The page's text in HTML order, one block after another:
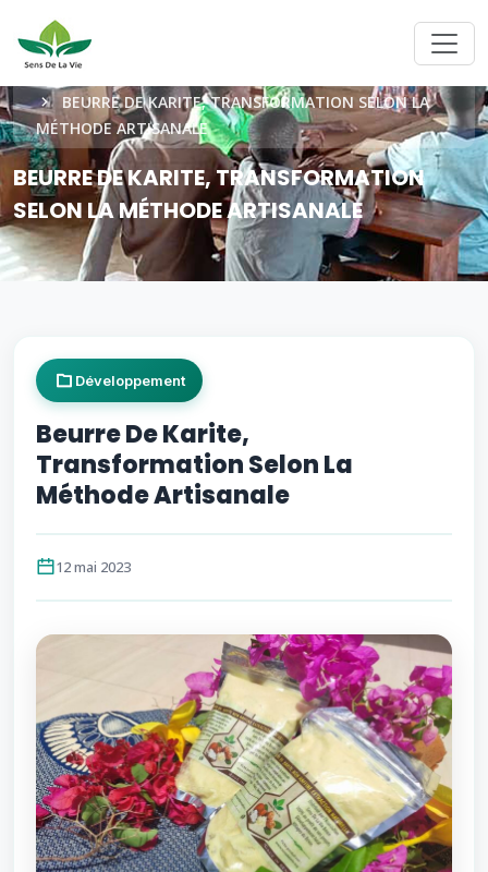
ACCUEIL
BEURRE DE KARITE, TRANSFORMATION SELON LA
MÉTHODE ARTISANALE
BEURRE DE KARITE, TRANSFORMATION
SELON LA MÉTHODE ARTISANALE
Développement
Beurre De Karite,
Transformation Selon La
Méthode Artisanale
12 mai 2023